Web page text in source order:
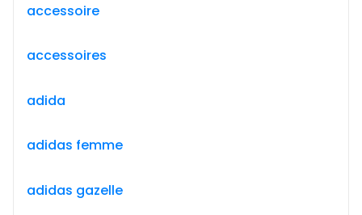
accessoire
accessoires
adida
adidas femme
adidas gazelle